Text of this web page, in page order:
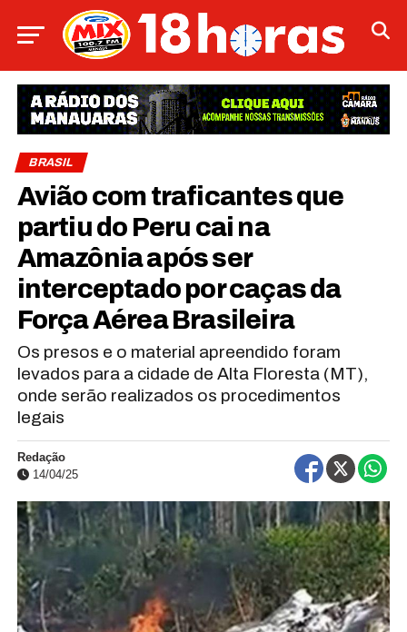
BRASIL
Avião com traficantes que
partiu do Peru cai na
Amazônia após ser
interceptado por caças da
Força Aérea Brasileira
Os presos e o material apreendido foram
levados para a cidade de Alta Floresta (MT),
onde serão realizados os procedimentos
legais
Redação
14/04/25